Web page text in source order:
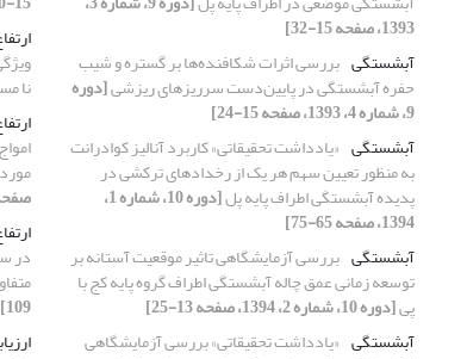
1393، صفحه 15-32]
آبشستگی بررسی اثرات شکافنده‌ها بر گستره و شیب
حفره آبشستگی در پایین‌دست سرریزهای ریزشی[دوره
9، شماره 4، 1393، صفحه 15-24]
آبشستگی «یادداشت تحقیقاتی» کاربرد آنالیز کوادرانت
به منظور تعیین سهم هر یک از رخدادهای ترکشی در
پدیده آبشستگی اطراف پایه پل [دوره 10، شماره 1،
1394، صفحه 65-75]
آبشستگی بررسی آزمایشگاهی تاثیر موقعیت آستانه بر
توسعه زمانی عمق چاله آبشستگی اطراف گروه پایه کج با
پی[دوره 10، شماره 2، 1394، صفحه 13-25]
آبشستگی «یادداشت تحقیقاتی» بررسی آزمایشگاهی
نا
صفحه
در
109]